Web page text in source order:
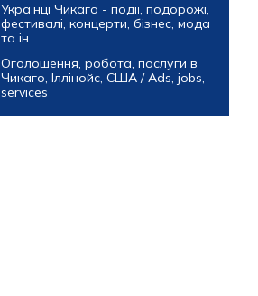
Українці Чикаго - події, подорожі,
фестивалі, концерти, бізнес, мода
та ін.
Оголошення, робота, послуги в
Чикаго, Іллінойс, США / Ads, jobs,
services